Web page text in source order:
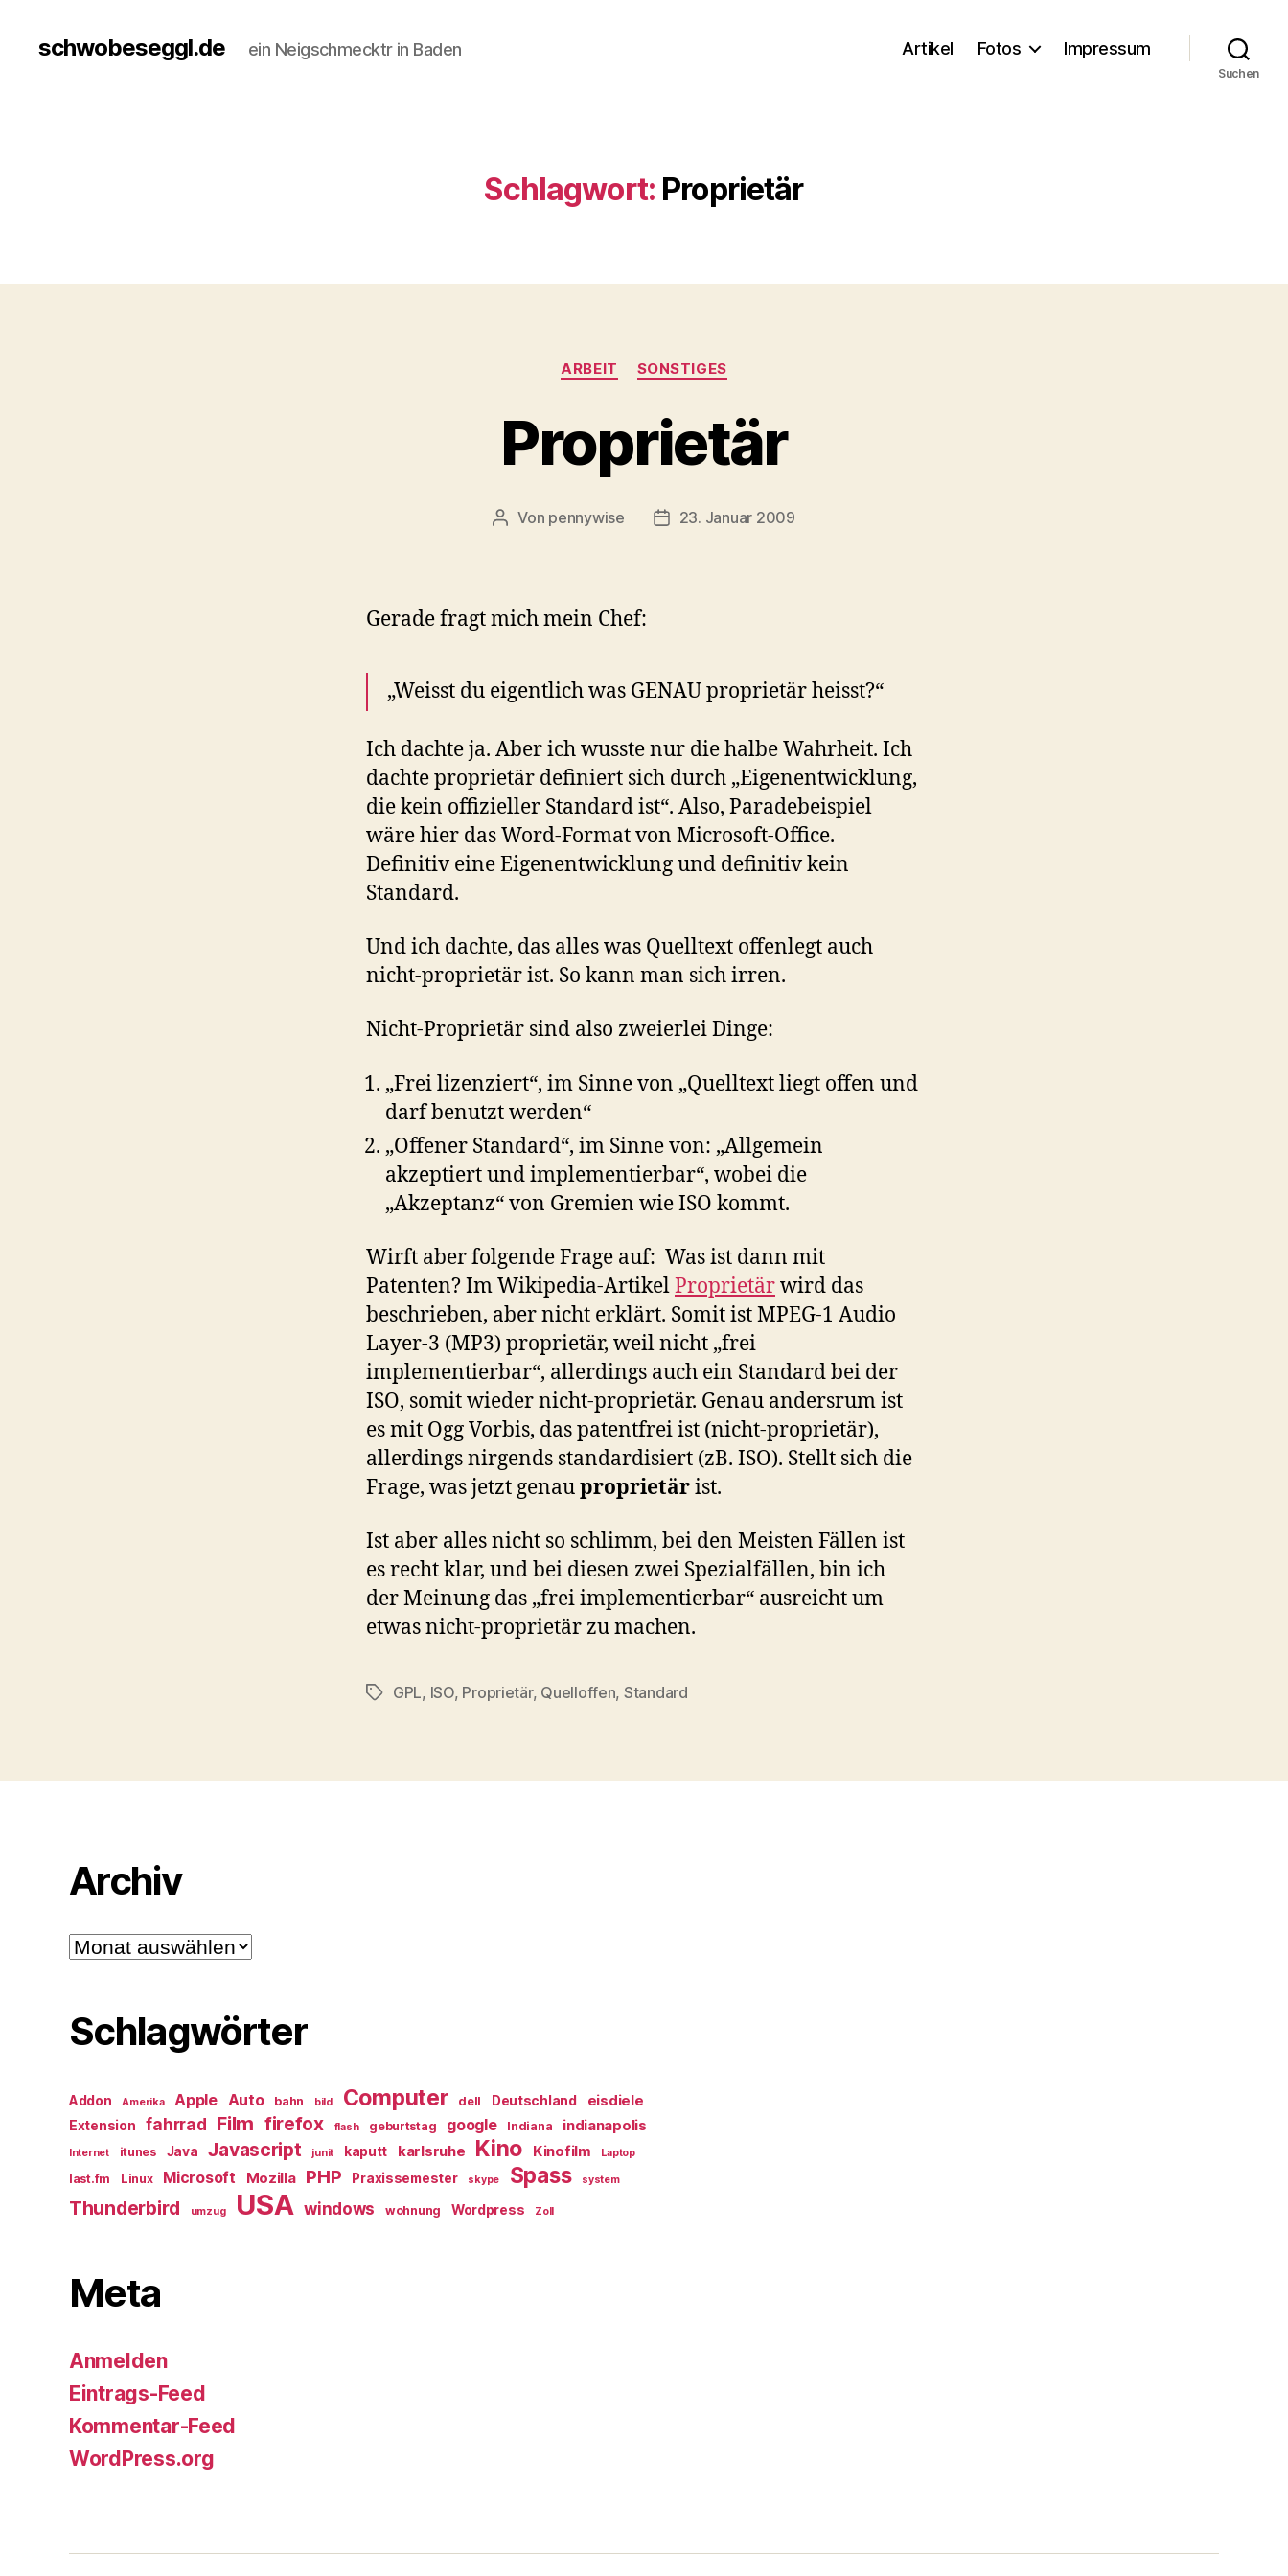
schwobeseggl.de ein Neigschmecktr in Baden Artikel Fotos Impressum
Suchen
Schlagwort: Proprietär
Kategorien
ARBEIT SONSTIGES
Proprietär
Beitragsautor
Von pennywise Veröffentlichungsdatum
23. Januar 2009
Gerade fragt mich mein Chef:
„Weisst du eigentlich was GENAU proprietär heisst?“
Ich dachte ja. Aber ich wusste nur die halbe Wahrheit. Ich
dachte proprietär definiert sich durch „Eigenentwicklung,
die kein offizieller Standard ist“. Also, Paradebeispiel
wäre hier das Word-Format von Microsoft-Office.
Definitiv eine Eigenentwicklung und definitiv kein
Standard.
Und ich dachte, das alles was Quelltext offenlegt auch
nicht-proprietär ist. So kann man sich irren.
Nicht-Proprietär sind also zweierlei Dinge:
„Frei lizenziert“, im Sinne von „Quelltext liegt offen und
darf benutzt werden“
„Offener Standard“, im Sinne von: „Allgemein
akzeptiert und implementierbar“, wobei die
„Akzeptanz“ von Gremien wie ISO kommt.
Wirft aber folgende Frage auf: Was ist dann mit
Patenten? Im Wikipedia-ArtikelProprietärwird das
beschrieben, aber nicht erklärt. Somit ist MPEG-1 Audio
Layer-3 (MP3) proprietär, weil nicht „frei
implementierbar“, allerdings auch ein Standard bei der
ISO, somit wieder nicht-proprietär. Genau andersrum ist
es mit Ogg Vorbis, das patentfrei ist (nicht-proprietär),
allerdings nirgends standardisiert (zB. ISO). Stellt sich die
Frage, was jetzt genauproprietärist.
Ist aber alles nicht so schlimm, bei den Meisten Fällen ist
es recht klar, und bei diesen zwei Spezialfällen, bin ich
der Meinung das „frei implementierbar“ ausreicht um
etwas nicht-proprietär zu machen.
Schlagwörter
GPL, ISO, Proprietär, Quelloffen, Standard
Archiv
Archiv
Schlagwörter
Addon Amerika Apple Auto bahn bild Computer dell Deutschland eisdiele
Extension fahrrad Film firefox flash geburtstag google Indiana indianapolis
Internet itunes Java Javascript junit kaputt karlsruhe Kino Kinofilm Laptop
last.fm Linux Microsoft Mozilla PHP Praxissemester skype Spass system
Thunderbird umzug USA windows wohnung Wordpress Zoll
Meta
Anmelden
Eintrags-Feed
Kommentar-Feed
WordPress.org